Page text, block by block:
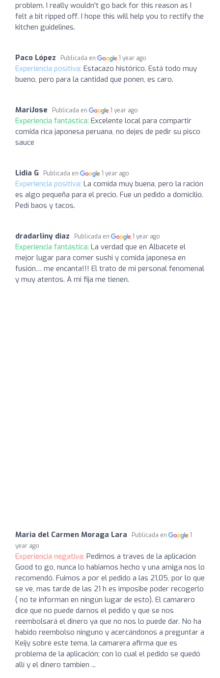
problem. I really wouldn't go back for this reason as I
felt a bit ripped off. I hope this will help you to rectify the
kitchen guidelines.
Paco López Publicada en 1 year ago
Experiencia positiva: Estacazo histórico. Está todo muy
bueno, pero para la cantidad que ponen, es caro.
MariJose Publicada en 1 year ago
Experiencia fantástica: Excelente local para compartir
comida rica japonesa peruana, no dejes de pedir su pisco
sauce
Lidia G Publicada en 1 year ago
Experiencia positiva: La comida muy buena, pero la ración
es algo pequeña para el precio. Fue un pedido a domicilio.
Pedí baos y tacos.
dradarliny diaz Publicada en 1 year ago
Experiencia fantástica: La verdad que en Albacete el
mejor lugar para comer sushi y comida japonesa en
fusión… me encanta!!! El trato de mi personal fenomenal
y muy atentos. A mi fija me tienen.
Maria del Carmen Moraga Lara Publicada en
1
year ago
Experiencia negativa: Pedimos a traves de la aplicación
Good to go, nunca lo habiamos hecho y una amiga nos lo
recomendó. Fuimos a por el pedido a las 21,05, por lo que
se ve, mas tarde de las 21 h es imposibe poder recogerlo
( no te informan en ningún lugar de esto). El camarero
dice que no puede darnos el pedido y que se nos
reembolsará el dinero ya que no nos lo puede dar. No ha
habido reembolso ninguno y acercándonos a preguntar a
Keijy sobre este tema, la camarera afirma que es
problema de la aplicación; con lo cual el pedido se quedó
allí y el dinero tambien ...